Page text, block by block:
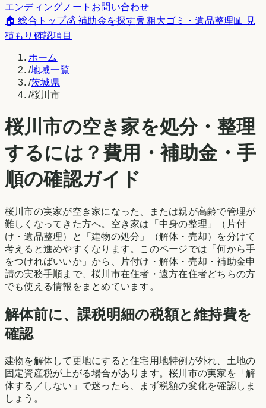
エンディングノート お問い合わせ
🏠 総合トップ💰 補助金を探す🗑️ 粗大ゴミ・遺品整理📊 見
積もり確認項目
ホーム
/地域一覧
/茨城県
/桜川市
桜川市の空き家を処分・整理
するには？費用・補助金・手
順の確認ガイド
桜川市の実家が空き家になった、または親が高齢で管理が
難しくなってきた方へ。空き家は「中身の整理」（片付
け・遺品整理）と「建物の処分」（解体・売却）を分けて
考えると進めやすくなります。このページでは「何から手
をつければいいか」から、片付け・解体・売却・補助金申
請の実務手順まで、桜川市在住者・遠方在住者どちらの方
でも使える情報をまとめています。
解体前に、課税明細の税額と維持費を
確認
建物を解体して更地にすると住宅用地特例が外れ、土地の
固定資産税が上がる場合があります。桜川市の実家を「解
体する／しない」で迷ったら、まず税額の変化を確認しま
しょう。